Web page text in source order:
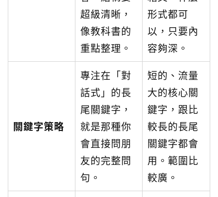
超級清晰，
像教科書的
重點整理。
形式都可
以，只要內
容夠深。
關鍵字策略
專注在「對
話式」的長
尾關鍵字，
就是那種你
會直接問朋
友的完整問
句。
短的、流量
大的核心關
鍵字，跟比
較長的長尾
關鍵字都會
用。範圍比
較廣。